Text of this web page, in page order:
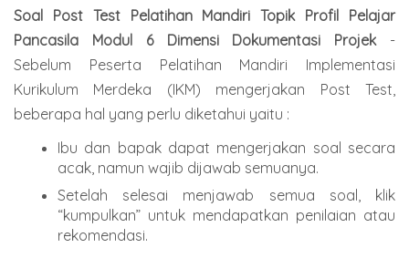
Soal Post Test Pelatihan Mandiri Topik Profil Pelajar
Pancasila Modul 6 Dimensi Dokumentasi Projek -
Sebelum Peserta Pelatihan Mandiri Implementasi
Kurikulum Merdeka (IKM) mengerjakan Post Test,
beberapa hal yang perlu diketahui yaitu :
Ibu dan bapak dapat mengerjakan soal secara
acak, namun wajib dijawab semuanya.
Setelah selesai menjawab semua soal, klik
“kumpulkan” untuk mendapatkan penilaian atau
rekomendasi.